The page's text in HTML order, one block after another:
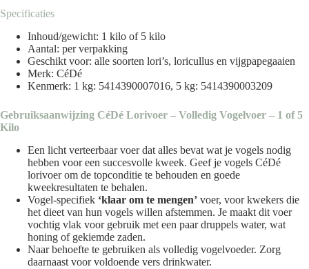
Specificaties
Inhoud/gewicht: 1 kilo of 5 kilo
Aantal: per verpakking
Geschikt voor: alle soorten lori’s, loricullus en vijgpapegaaien
Merk: CéDé
Kenmerk: 1 kg: 5414390007016, 5 kg: 5414390003209
Gebruiksaanwijzing CéDé Lorivoer – Volledig Vogelvoer – 1 of 5
Kilo
Een licht verteerbaar voer dat alles bevat wat je vogels nodig
hebben voor een succesvolle kweek. Geef je vogels CéDé
lorivoer om de topconditie te behouden en goede
kweekresultaten te behalen.
Vogel-specifiek ‘klaar om te mengen’ voer, voor kwekers die
het dieet van hun vogels willen afstemmen. Je maakt dit voer
vochtig vlak voor gebruik met een paar druppels water, wat
honing of gekiemde zaden.
Naar behoefte te gebruiken als volledig vogelvoeder. Zorg
daarnaast voor voldoende vers drinkwater.